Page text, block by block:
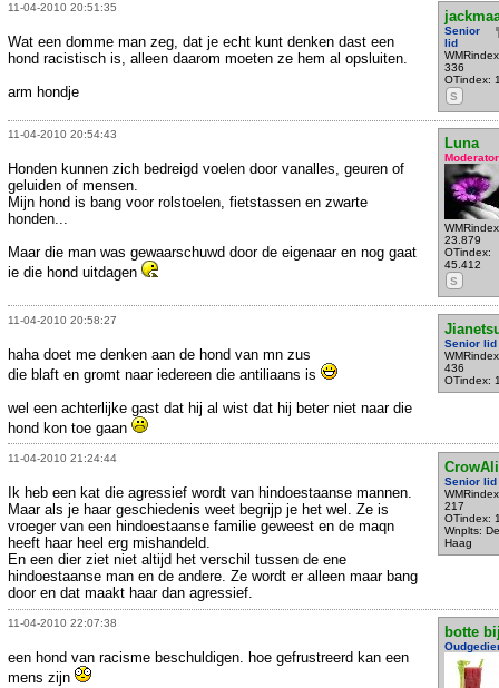
11-04-2010 20:51:35
Senior
lid
336
OTindex:
S
Wat een domme man zeg, dat je echt kunt denken dast een
hond racistisch is, alleen daarom moeten ze hem al opsluiten.
arm hondje
11-04-2010 20:54:43
Luna
Moderator
23.879
OTindex:
45.412
S
Honden kunnen zich bedreigd voelen door vanalles, geuren of
geluiden of mensen.
Mijn hond is bang voor rolstoelen, fietstassen en zwarte
honden...
Maar die man was gewaarschuwd door de eigenaar en nog gaat
ie die hond uitdagen
11-04-2010 20:58:27
Senior lid
436
OTindex:
haha doet me denken aan de hond van mn zus
die blaft en gromt naar iedereen die antiliaans is
wel een achterlijke gast dat hij al wist dat hij beter niet naar die
hond kon toe gaan
11-04-2010 21:24:44
Senior lid
217
OTindex:
Wnplts:
Haag
Ik heb een kat die agressief wordt van hindoestaanse mannen.
Maar als je haar geschiedenis weet begrijp je het wel. Ze is
vroeger van een hindoestaanse familie geweest en de maqn
heeft haar heel erg mishandeld.
En een dier ziet niet altijd het verschil tussen de ene
hindoestaanse man en de andere. Ze wordt er alleen maar bang
door en dat maakt haar dan agressief.
11-04-2010 22:07:38
botte
een hond van racisme beschuldigen. hoe gefrustreerd kan een
mens zijn